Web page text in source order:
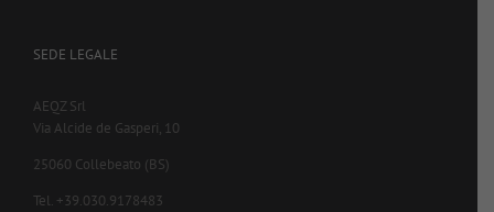
SEDE LEGALE
AEQZ Srl
Via Alcide de Gasperi, 10
25060 Collebeato (BS)
Tel. +39.030.9178483